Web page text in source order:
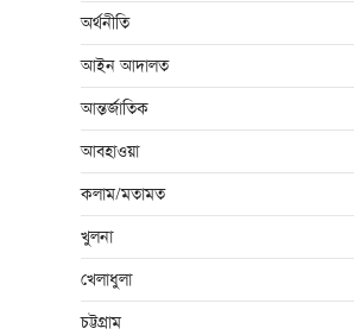
অর্থনীতি
আইন আদালত
আন্তর্জাতিক
আবহাওয়া
কলাম/মতামত
খুলনা
খেলাধুলা
চট্টগ্রাম